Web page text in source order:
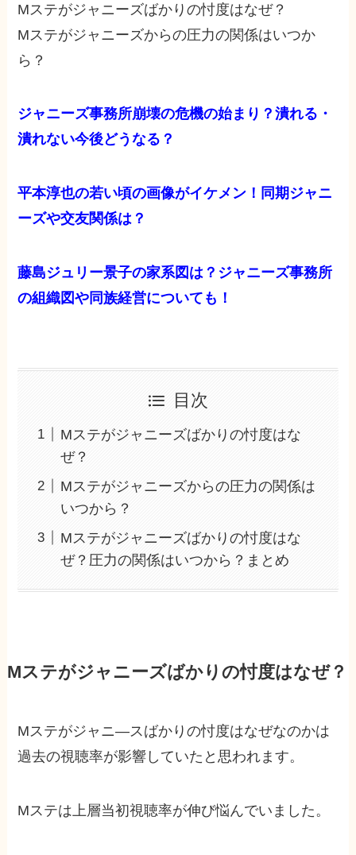
Mステがジャニーズばかりの忖度はなぜ？
Mステがジャニーズからの圧力の関係はいつか
ら？
ジャニーズ事務所崩壊の危機の始まり？潰れる・
潰れない今後どうなる？
平本淳也の若い頃の画像がイケメン！同期ジャニ
ーズや交友関係は？
藤島ジュリー景子の家系図は？ジャニーズ事務所
の組織図や同族経営についても！
目次
Mステがジャニーズばかりの忖度はな
ぜ？
Mステがジャニーズからの圧力の関係は
いつから？
Mステがジャニーズばかりの忖度はな
ぜ？圧力の関係はいつから？まとめ
Mステがジャニーズばかりの忖度はなぜ？
Mステがジャニ―スばかりの忖度はなぜなのかは
過去の視聴率が影響していたと思われます。
Mステは上層当初視聴率が伸び悩んでいました。